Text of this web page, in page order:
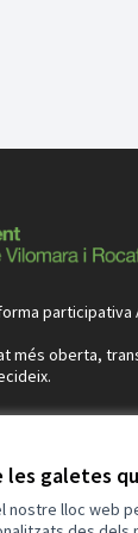
galetes
nostre lloc web
participativa
més oberta,
Configuració de